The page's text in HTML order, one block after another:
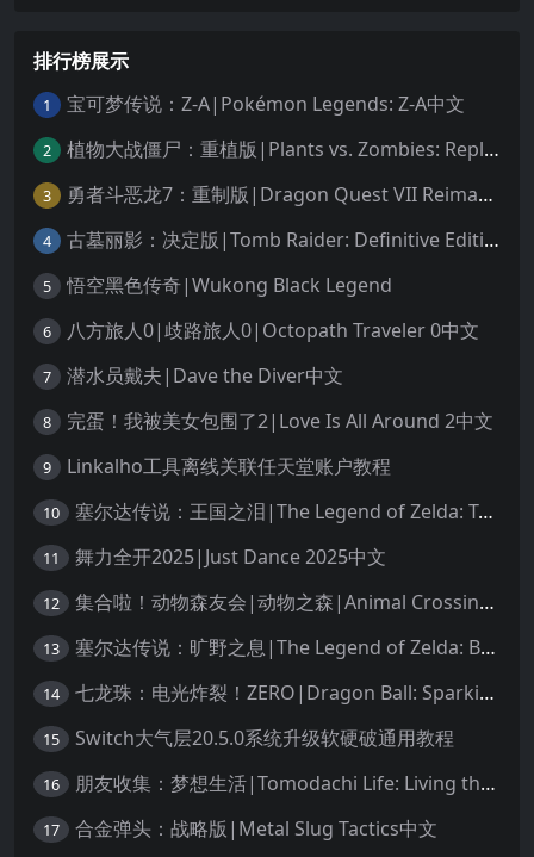
排行榜展示
1 宝可梦传说：Z-A|Pokémon Legends: Z-A中文
2 植物大战僵尸：重植版|Plants vs. Zombies: Replanted中文
3 勇者斗恶龙7：重制版|Dragon Quest VII Reimagined中文
4 古墓丽影：决定版|Tomb Raider: Definitive Edition中文
5 悟空黑色传奇|Wukong Black Legend
6 八方旅人0|歧路旅人0|Octopath Traveler 0中文
7 潜水员戴夫|Dave the Diver中文
8 完蛋！我被美女包围了2|Love Is All Around 2中文
9 Linkalho工具离线关联任天堂账户教程
10 塞尔达传说：王国之泪|The Legend of Zelda: Tears of the Kingdom中文
11 舞力全开2025|Just Dance 2025中文
12 集合啦！动物森友会|动物之森|Animal Crossing: New Horizons中文
13 塞尔达传说：旷野之息|The Legend of Zelda: Breath of the Wild中文
14 七龙珠：电光炸裂！ZERO|Dragon Ball: Sparking! Zero中文
15 Switch大气层20.5.0系统升级软硬破通用教程
16 朋友收集：梦想生活|Tomodachi Life: Living the Dream中文
17 合金弹头：战略版|Metal Slug Tactics中文